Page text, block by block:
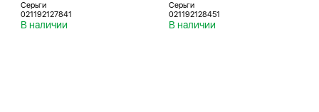
Серьги
021192127841
В наличии
Серьги
021192128451
В наличии